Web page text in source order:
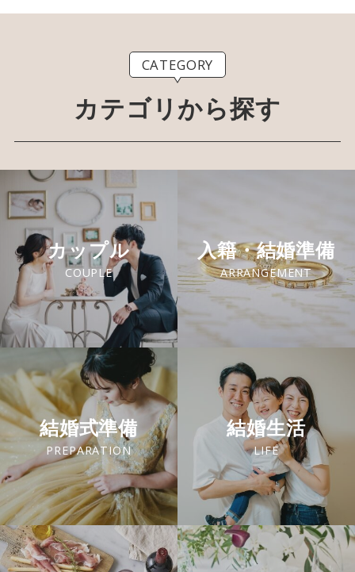
CATEGORY
カテゴリから探す
カップル
COUPLE
入籍・結婚準備
ARRANGEMENT
結婚式準備
PREPARATION
結婚生活
LIFE